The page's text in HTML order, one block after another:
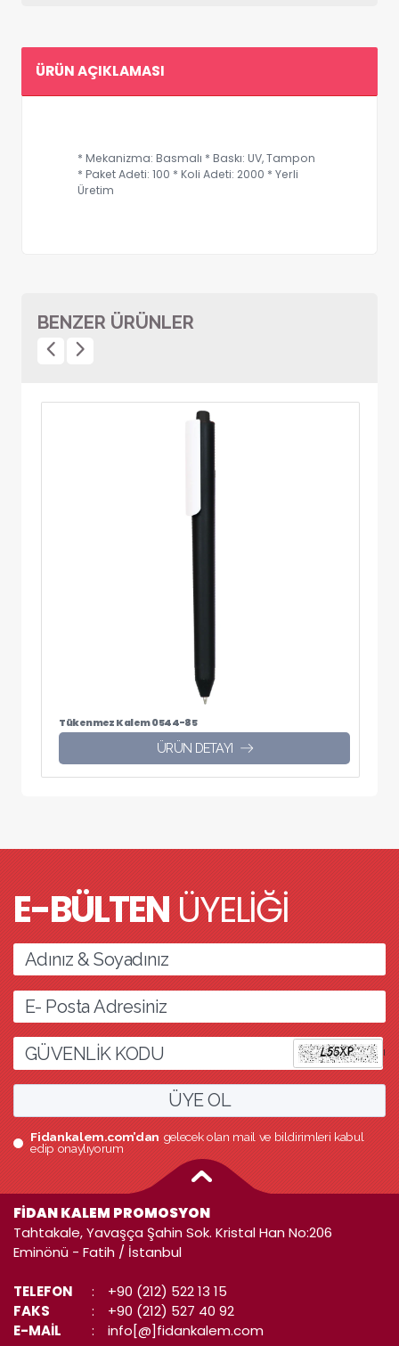
ÜRÜN AÇIKLAMASI
* Mekanizma: Basmalı * Baskı: UV, Tampon
* Paket Adeti: 100 * Koli Adeti: 2000 * Yerli
Üretim
BENZER ÜRÜNLER
Tükenmez Kalem 0544-85
ÜRÜN DETAYI
E-BÜLTENÜYELİĞİ
l
ÜYE OL
Fidankalem.com’dangelecek olan mail ve bildirimleri kabul
edip onaylıyorum
FİDAN KALEM PROMOSYON
Tahtakale, Yavaşça Şahin Sok. Kristal Han No:206
Eminönü - Fatih / İstanbul
TELEFON :
+90 (212) 522 13 15
FAKS
:
+90 (212) 527 40 92
E-MAİL
: info[@]fidankalem.com